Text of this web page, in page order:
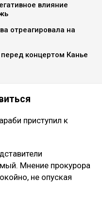
влияние
отреагировала на
концертом Канье
приступил к
Мнение прокурора
не опуская